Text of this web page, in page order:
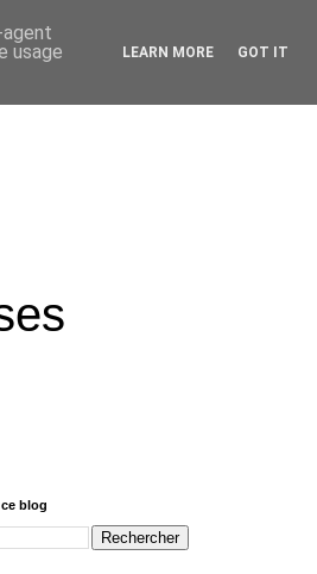
blog
usage
LEARN MORE GOT IT